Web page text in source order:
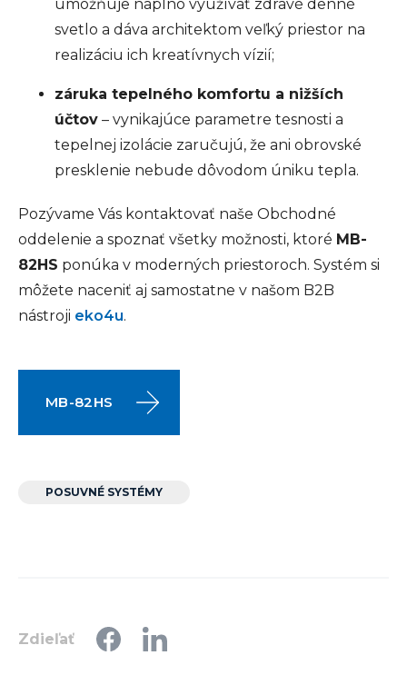
umožňuje naplno využívať zdravé denné
svetlo a dáva architektom veľký priestor na
realizáciu ich kreatívnych vízií;
záruka tepelného komfortu a nižších
účtov – vynikajúce parametre tesnosti a
tepelnej izolácie zaručujú, že ani obrovské
presklenie nebude dôvodom úniku tepla.
Pozývame Vás kontaktovať naše Obchodné
oddelenie a spoznať všetky možnosti, ktoré MB-
82HS ponúka v moderných priestoroch. Systém si
môžete naceniť aj samostatne v našom B2B
nástroji eko4u.
MB-82HS
POSUVNÉ SYSTÉMY
Zdieľať